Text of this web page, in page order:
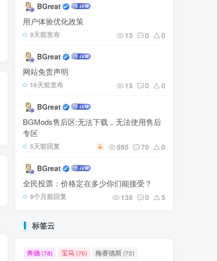
【⭐臻选MOD】本田 CRV 2024-2025
BGreat
用户体验优化政策
9天前发布 13 0 0
BGreat
网站免责声明
16天前发布 15 0 0
BGreat
BGMods售后区:无法下载，无法使用售后
专区
5天前回复 595 70 0
BGreat
全民投票：价格定在多少你们能接受？
9个月前回复 138 0 5
标签云
奔驰(78) 宝马 (75) 梅赛德斯(72)